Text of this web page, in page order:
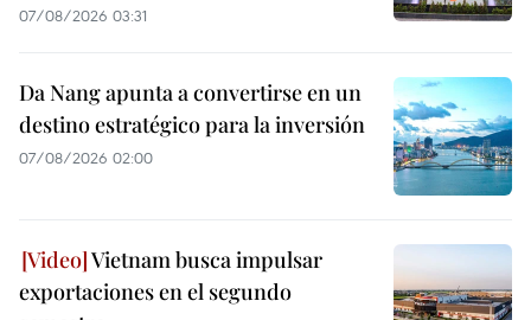
07/08/2026 03:31
Da Nang apunta a convertirse en un
destino estratégico para la inversión
07/08/2026 02:00
Vietnam busca impulsar
exportaciones en el segundo